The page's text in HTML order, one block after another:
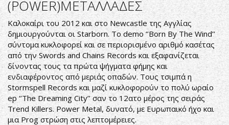
ΤΗΝ
ΕΚΠΟΜΠΗ
"THIS
IS
HEAVY
METAL"
ΤΗΣ
ΤΡΙΤΗΣ
08/10/19
(POWER)ΜΕΤΑΛΛΑΔΕΣ
Καλοκαίρι του 2012 και στο Newcastle της Αγγλίας
δημιουργούνται οι Starborn. Το demo ‘’Born By The Wind’’
σύντομα κυκλοφορεί και σε περιορισμένο αριθμό κασέτας
από την Swords and Chains Records και εξαφανίζεται
δίνοντας τους τα πρώτα ψήγματα φήμης και
ενδιαφέροντος από μεριάς οπαδών. Τους τσιμπά η
Stormspell Records και μαζί κυκλοφορούν το πολύ ωραίο
ep ‘’The Dreaming City’’ σαν το 12ατο μέρος της σειράς
Trend Killers. Power Metal, δυνατό, με Ευρωπαικό ήχο και
μια Prog στρώση στις λεπτομέρειες.